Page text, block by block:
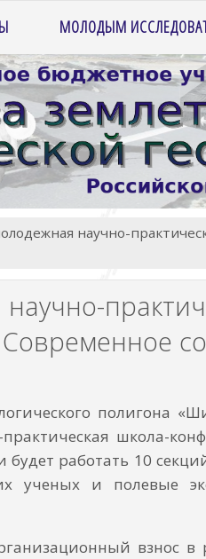
МОЛОДЫМ
научно-
полигона
школа-
работать 10
ученых и полевые
взнос в